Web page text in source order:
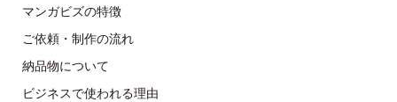
マンガビズの特徴
ご依頼・制作の流れ
納品物について
ビジネスで使われる理由